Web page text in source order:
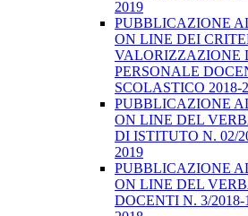
2019
PUBBLICAZIONE
ON LINE DEI
VALORIZZAZIONE
PERSONALE
SCOLASTICO 2018-
PUBBLICAZIONE
ON LINE DEL
DI ISTITUTO N. 02/
2019
PUBBLICAZIONE
ON LINE DEL
DOCENTI N. 3/